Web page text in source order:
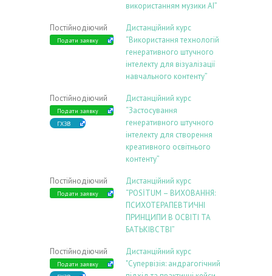
використанням музики АІ”
Постійнодіючий
Подати заявку
Дистанційний курс
“Використання технологій
генеративного штучного
інтелекту для візуалізації
навчального контенту”
Постійнодіючий
Подати заявку
ГХЗВ
Дистанційний курс
“Застосування
генеративного штучного
інтелекту для створення
креативного освітнього
контенту”
Постійнодіючий
Подати заявку
Дистанційний курс
“POSİTUM – ВИХОВАННЯ:
ПСИХОТЕРАПЕВТИЧНІ
ПРИНЦИПИ В ОСВІТІ ТА
БАТЬКІВСТВІ”
Постійнодіючий
Подати заявку
Дистанційний курс
"Супервізія: андрагогічний